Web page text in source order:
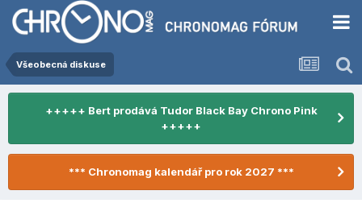
Všeobecná diskuse
+++++ Bert prodává Tudor Black Bay Chrono Pink
+++++
*** Chronomag kalendář pro rok 2027 ***